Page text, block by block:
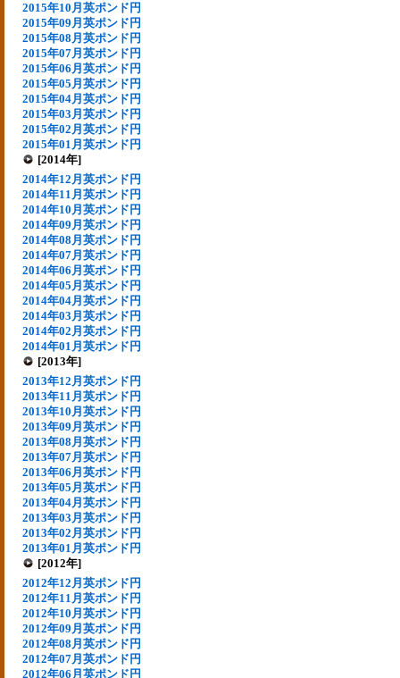
2015年10月英ポンド円
2015年09月英ポンド円
2015年08月英ポンド円
2015年07月英ポンド円
2015年06月英ポンド円
2015年05月英ポンド円
2015年04月英ポンド円
2015年03月英ポンド円
2015年02月英ポンド円
2015年01月英ポンド円
[2014年]
2014年12月英ポンド円
2014年11月英ポンド円
2014年10月英ポンド円
2014年09月英ポンド円
2014年08月英ポンド円
2014年07月英ポンド円
2014年06月英ポンド円
2014年05月英ポンド円
2014年04月英ポンド円
2014年03月英ポンド円
2014年02月英ポンド円
2014年01月英ポンド円
[2013年]
2013年12月英ポンド円
2013年11月英ポンド円
2013年10月英ポンド円
2013年09月英ポンド円
2013年08月英ポンド円
2013年07月英ポンド円
2013年06月英ポンド円
2013年05月英ポンド円
2013年04月英ポンド円
2013年03月英ポンド円
2013年02月英ポンド円
2013年01月英ポンド円
[2012年]
2012年12月英ポンド円
2012年11月英ポンド円
2012年10月英ポンド円
2012年09月英ポンド円
2012年08月英ポンド円
2012年07月英ポンド円
2012年06月英ポンド円